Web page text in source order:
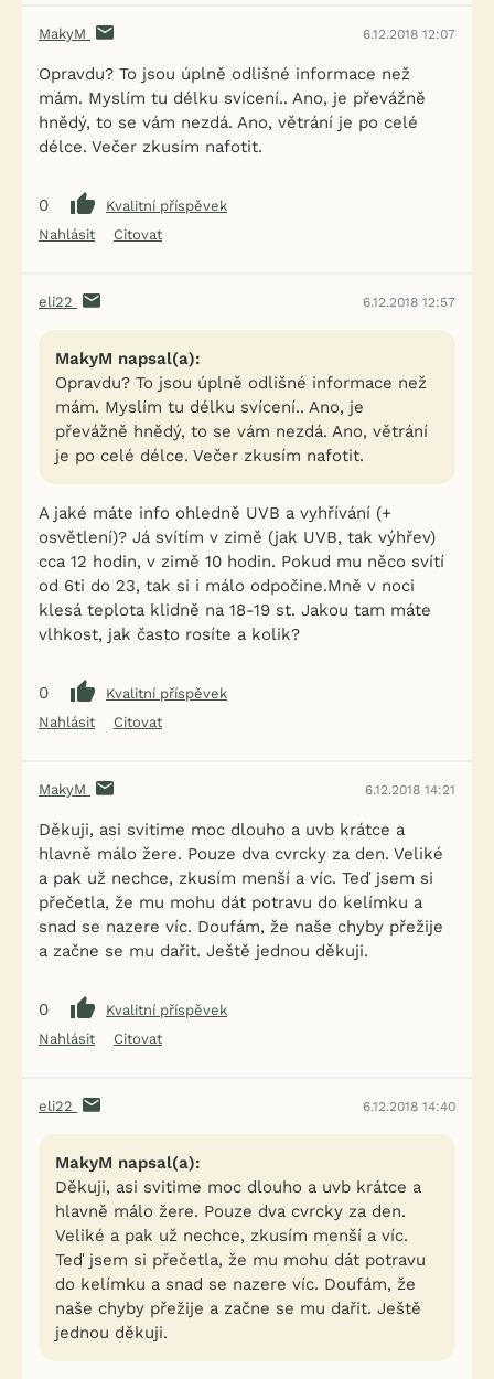
MakyM 6.12.2018 12:07
Opravdu? To jsou úplně odlišné informace než
mám. Myslím tu délku svícení.. Ano, je převážně
hnědý, to se vám nezdá. Ano, větrání je po celé
délce. Večer zkusím nafotit.
0
Kvalitní příspěvek
Nahlásit
Citovat
eli22 6.12.2018 12:57
MakyM napsal(a):
Opravdu? To jsou úplně odlišné informace než
mám. Myslím tu délku svícení.. Ano, je
převážně hnědý, to se vám nezdá. Ano, větrání
je po celé délce. Večer zkusím nafotit.
A jaké máte info ohledně UVB a vyhřívání (+
osvětlení)? Já svítím v zimě (jak UVB, tak výhřev)
cca 12 hodin, v zimě 10 hodin. Pokud mu něco svítí
od 6ti do 23, tak si i málo odpočine.Mně v noci
klesá teplota klidně na 18-19 st. Jakou tam máte
vlhkost, jak často rosíte a kolik?
0
Kvalitní příspěvek
Nahlásit
Citovat
MakyM 6.12.2018 14:21
Děkuji, asi svitime moc dlouho a uvb krátce a
hlavně málo žere. Pouze dva cvrcky za den. Veliké
a pak už nechce, zkusím menší a víc. Teď jsem si
přečetla, že mu mohu dát potravu do kelímku a
snad se nazere víc. Doufám, že naše chyby přežije
a začne se mu dařit. Ještě jednou děkuji.
0
Kvalitní příspěvek
Nahlásit
Citovat
eli22 6.12.2018 14:40
MakyM napsal(a):
Děkuji, asi svitime moc dlouho a uvb krátce a
hlavně málo žere. Pouze dva cvrcky za den.
Veliké a pak už nechce, zkusím menší a víc.
Teď jsem si přečetla, že mu mohu dát potravu
do kelímku a snad se nazere víc. Doufám, že
naše chyby přežije a začne se mu dařit. Ještě
jednou děkuji.